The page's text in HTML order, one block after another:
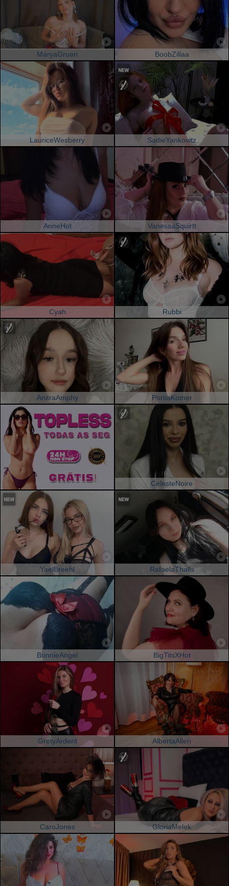
MaryaGruen BoobZillaa
LauriceWesberry SadieYankovitz
AnneHot VanessaSquirtt
Cyah Rubbi
AnitraAmphy PortiaKomer
CelesteNoire
YaelBreehl RafaelaThalls
BonnieAngel BigTitsXHot
GretyArdent AlbertaAllen
CaroJones GloriaMelek